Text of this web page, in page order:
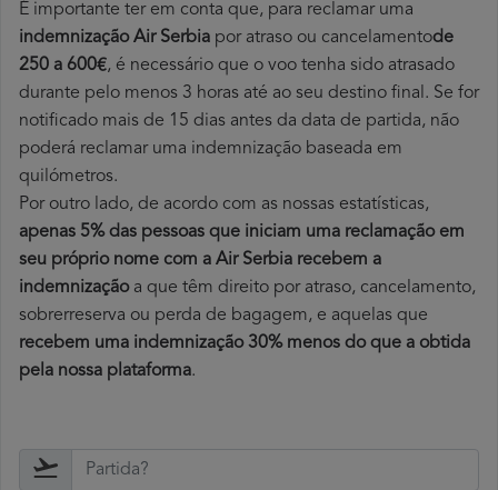
É importante ter em conta que, para reclamar uma
indemnização Air Serbia por atraso ou cancelamentode
250 a 600€, é necessário que o voo tenha sido atrasado
durante pelo menos 3 horas até ao seu destino final. Se for
notificado mais de 15 dias antes da data de partida, não
poderá reclamar uma indemnização baseada em
quilómetros.
Por outro lado, de acordo com as nossas estatísticas,
apenas 5% das pessoas que iniciam uma reclamação em
seu próprio nome com a Air Serbia recebem a
indemnizaçãoa que têm direito por atraso, cancelamento,
sobrerreserva ou perda de bagagem, e aquelas que
recebem uma indemnização 30% menos do que a obtida
pela nossa plataforma.